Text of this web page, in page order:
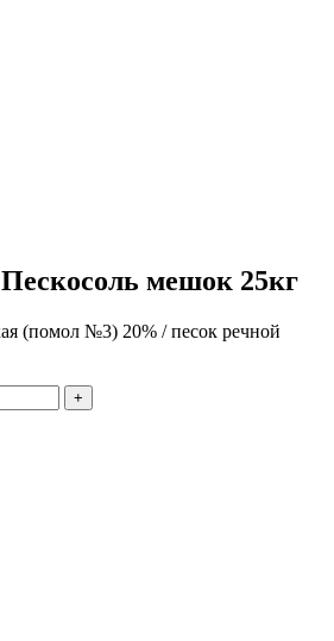
мешок 25кг
(помол №3) 20% / песок речной